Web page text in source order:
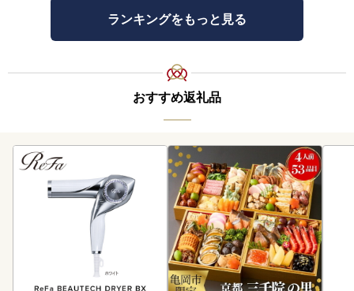
ランキングをもっと見る
おすすめ返礼品